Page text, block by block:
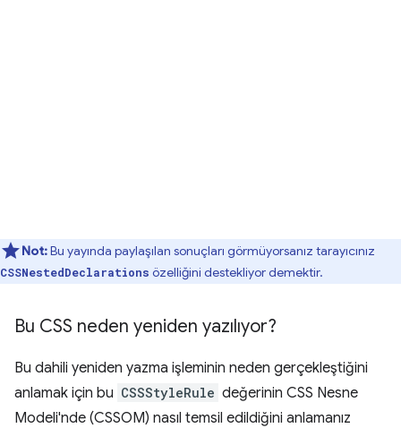
Not:Bu yayında paylaşılan sonuçları görmüyorsanız tarayıcınız
CSSNestedDeclarations özelliğini destekliyor demektir.
Bu CSS neden yeniden yazılıyor?
Bu dahili yeniden yazma işleminin neden gerçekleştiğini
anlamak için bu CSSStyleRule değerinin CSS Nesne
Modeli'nde (CSSOM) nasıl temsil edildiğini anlamanız